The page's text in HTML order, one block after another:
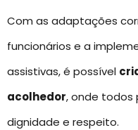
Com as adaptações
funcionários e a
assistivas, é possível
acolhedor, onde todos
dignidade e respeito.